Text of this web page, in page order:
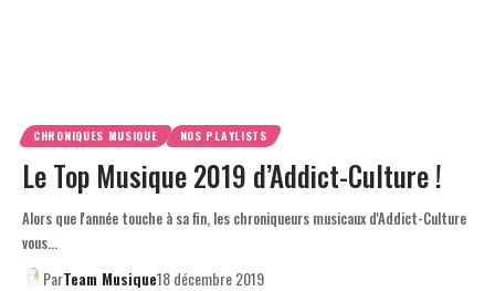
CHRONIQUES MUSIQUE NOS PLAYLISTS
Le Top Musique 2019 d’Addict-Culture !
Alors que l'année touche à sa fin, les chroniqueurs musicaux d'Addict-Culture
vous…
ParTeam Musique18 décembre 2019